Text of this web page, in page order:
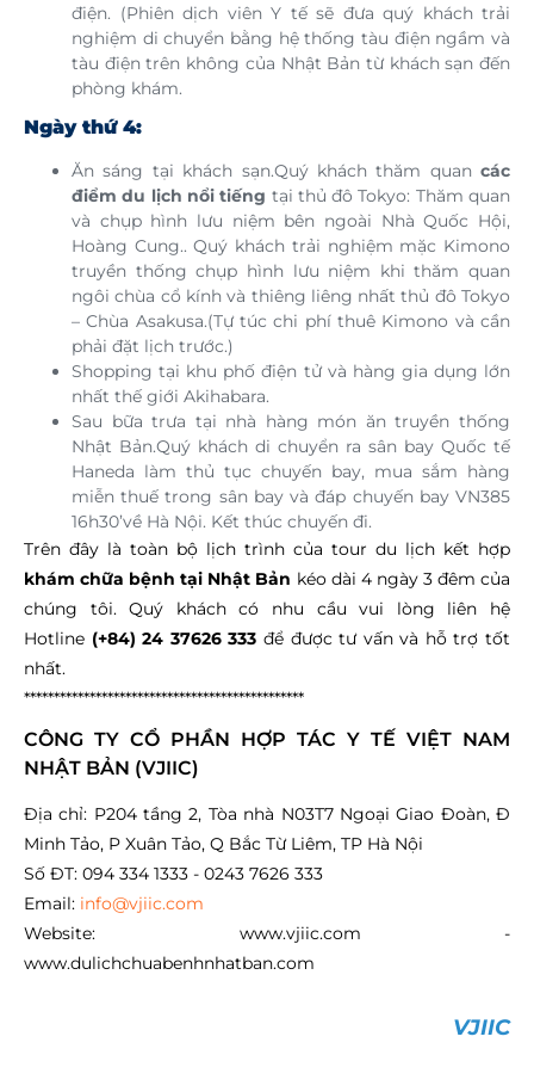
điện. (Phiên dịch viên Y tế sẽ đưa quý khách trải
nghiệm di chuyển bằng hệ thống tàu điện ngầm và
tàu điện trên không của Nhật Bản từ khách sạn đến
phòng khám.
Ngày thứ 4:
Ăn sáng tại khách sạn.Quý khách thăm quan các
điểm du lịch nổi tiếng tại thủ đô Tokyo: Thăm quan
và chụp hình lưu niệm bên ngoài Nhà Quốc Hội,
Hoàng Cung.. Quý khách trải nghiệm mặc Kimono
truyền thống chụp hình lưu niệm khi thăm quan
ngôi chùa cổ kính và thiêng liêng nhất thủ đô Tokyo
– Chùa Asakusa.(Tự túc chi phí thuê Kimono và cần
phải đặt lịch trước.)
Shopping tại khu phố điện tử và hàng gia dụng lớn
nhất thế giới Akihabara.
Sau bữa trưa tại nhà hàng món ăn truyền thống
Nhật Bản.Quý khách di chuyển ra sân bay Quốc tế
Haneda làm thủ tục chuyến bay, mua sắm hàng
miễn thuế trong sân bay và đáp chuyến bay VN385
16h30’về Hà Nội. Kết thúc chuyến đi.
Trên đây là toàn bộ lịch trình của tour du lịch kết hợp
khám chữa bệnh tại Nhật Bản kéo dài 4 ngày 3 đêm của
chúng tôi. Quý khách có nhu cầu vui lòng liên hệ
Hotline (+84) 24 37626 333 để được tư vấn và hỗ trợ tốt
nhất.
***********************************************
CÔNG TY CỔ PHẦN HỢP TÁC Y TẾ VIỆT NAM
NHẬT BẢN (VJIIC)
Địa chỉ: P204 tầng 2, Tòa nhà N03T7 Ngoại Giao Đoàn, Đ
Minh Tảo, P Xuân Tảo, Q Bắc Từ Liêm, TP Hà Nội
Số ĐT: 094 334 1333 - 0243 7626 333
Email: info@vjiic.com
Website: www.vjiic.com -
www.dulichchuabenhnhatban.com
VJIIC